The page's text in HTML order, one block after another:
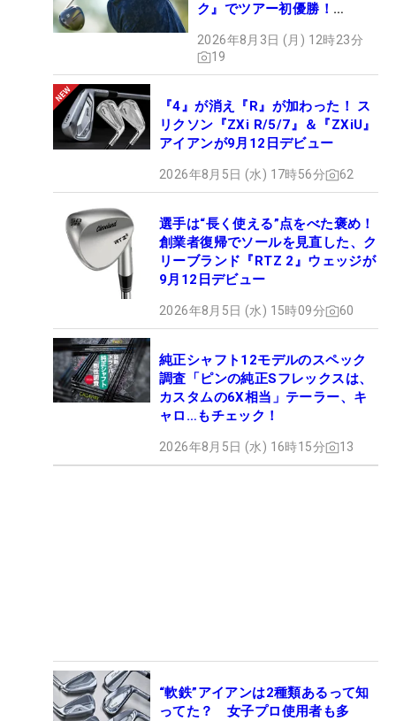
ク』でツアー初優勝！
2026年8月3日 (月) 12時23分
19
『4』が消え『R』が加わった！ ス
リクソン『ZXi R/5/7』＆『ZXiU』
アイアンが9月12日デビュー
2026年8月5日 (水) 17時56分 62
選手は“長く使える”点をべた褒め！
創業者復帰でソールを見直した、ク
リーブランド『RTZ 2』ウェッジが
9月12日デビュー
2026年8月5日 (水) 15時09分 60
純正シャフト12モデルのスペック
調査「ピンの純正Sフレックスは、
カスタムの6X相当」テーラー、キ
ャロ…もチェック！
2026年8月5日 (水) 16時15分 13
“軟鉄”アイアンは2種類あるって知
ってた？ 女子プロ使用者も多